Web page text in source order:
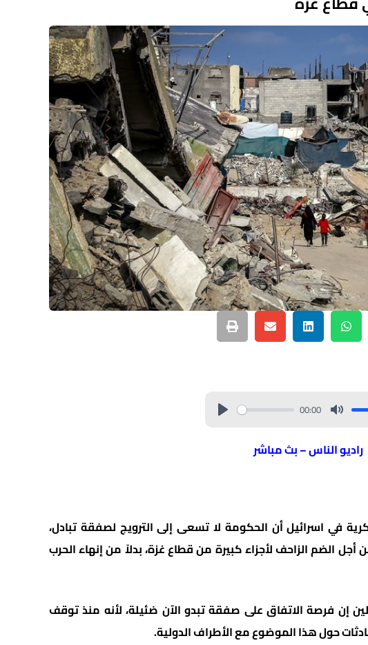
00:00
راديو الناس – بث مباشر
في اسرائيل أن الحكومة لا تسعى إلى الترويج لصفقة تبادل،
الضم الزاحف لأجزاء كبيرة من قطاع غزة، بدلاً من إنهاء الحرب
إن فرصة الاتفاق على صفقة تبدو الآن ضئيلة، لأنه منذ توقف
حول هذا الموضوع مع الأطراف الدولية.